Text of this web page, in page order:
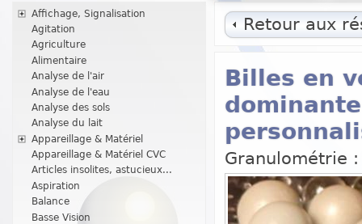
Affichage, Signalisation
Agitation
Agriculture
Alimentaire
Analyse de l'air
Analyse de l'eau
Analyse des sols
Analyse du lait
Appareillage & Matériel
Appareillage & Matériel CVC
Articles insolites, astucieux...
Aspiration
Balance
Basse Vision
Retour aux
Billes en
Granulométrie